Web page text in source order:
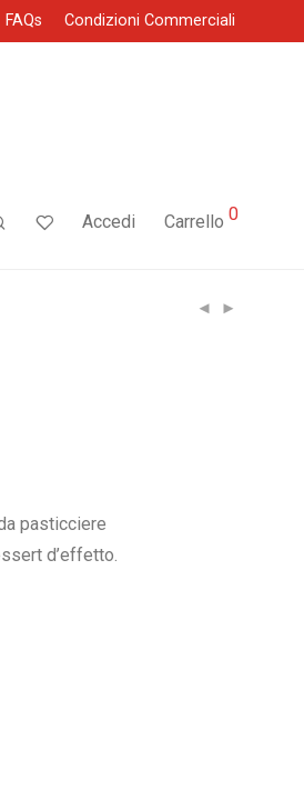
FAQs Condizioni Commerciali
Accedi Carrello 0
pasticciere
d’effetto.